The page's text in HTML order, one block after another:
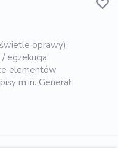
oprawy);
egzekucja;
elementów
m.in. Generał